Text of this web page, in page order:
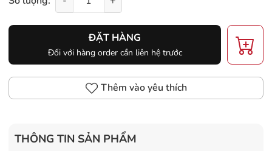
ĐẶT HÀNG
Đối với hàng order cần liên hệ trước
Thêm vào yêu thích
THÔNG TIN SẢN PHẨM